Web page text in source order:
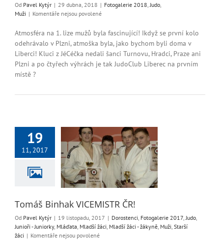
Od Pavel Kytýr | 29 dubna, 2018 | Fotogalerie 2018 Judo
Muži | Komentáře nejsou povolenéu
s
názvem
První
místo
taky
mužů
Atmosféra na 1. lize mužů byla fascinující! Ikdyž se první kolo
odehrávalo v Plzni, atmoška byla, jako bychom byli doma v
Liberci! Kluci z JéCéčka nedali šanci Turnovu, Hradci, Praze ani
Plzni a po čtyřech výhrách je tak JudoClub Liberec na prvním
místě ?
19
11, 2017
VICEMISTR
Fotogalerie 2017
Mláďata
Tomáš Binhak VICEMISTR ČR!
Od Pavel Kytýr | 19 listopadu, 2017 | Dorostenci, Fotogalerie 2017,Judo,
Junioři - Juniorky, Mláďata, Mladší žáci, Mladší žáci - žákyně, Muži, Starší
žáci | Komentáře nejsou povolenéu